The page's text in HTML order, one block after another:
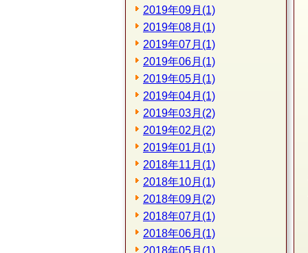
2019年09月(1)
2019年08月(1)
2019年07月(1)
2019年06月(1)
2019年05月(1)
2019年04月(1)
2019年03月(2)
2019年02月(2)
2019年01月(1)
2018年11月(1)
2018年10月(1)
2018年09月(2)
2018年07月(1)
2018年06月(1)
2018年05月(1)